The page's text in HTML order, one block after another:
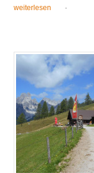
weiterlesen ·